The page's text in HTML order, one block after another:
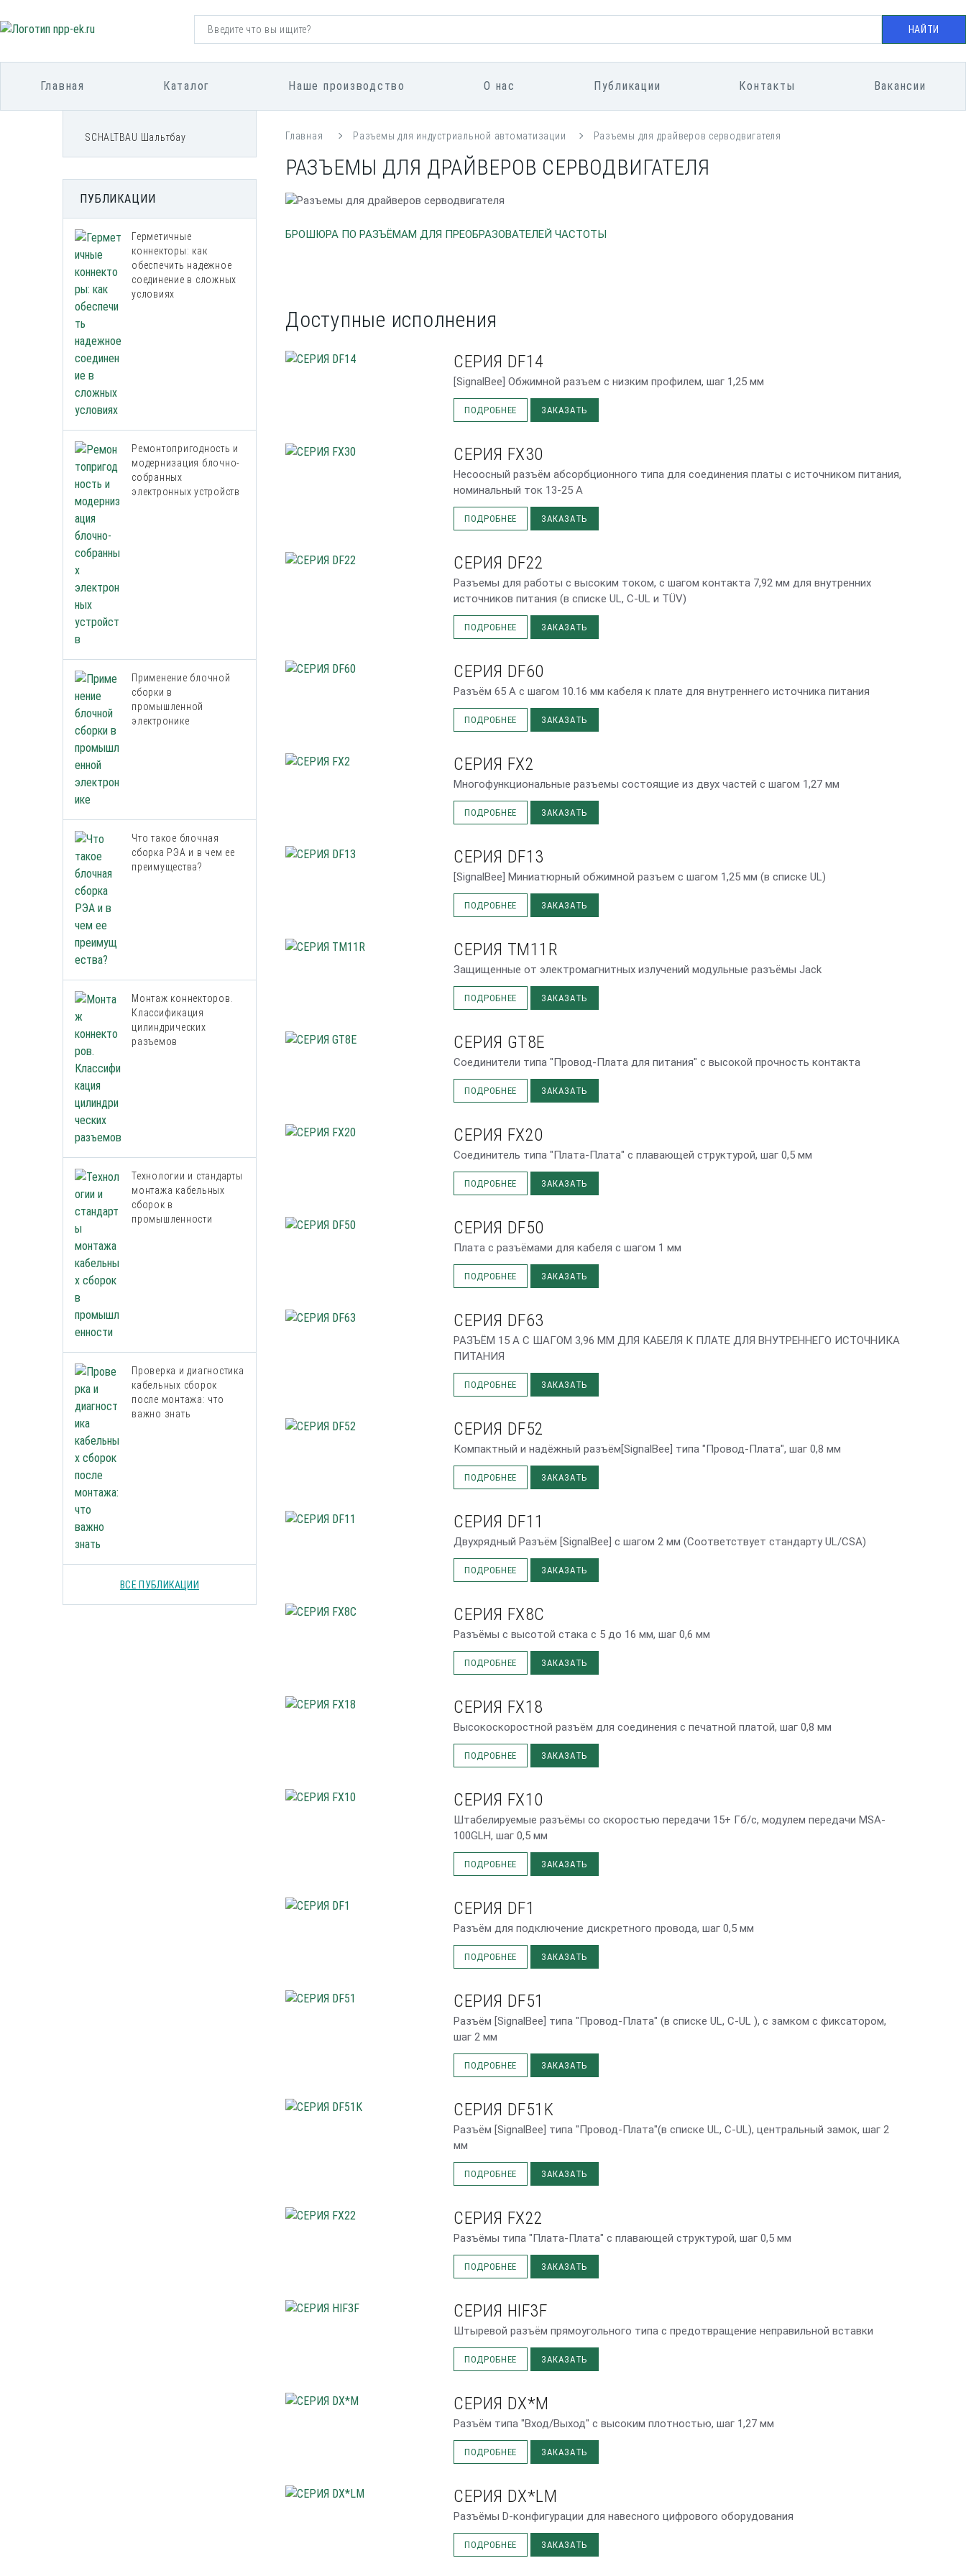
НАЙТИ
Главная Каталог Наше производство О нас Публикации Контакты Вакансии
SCHALTBAU Шальтбау
ПУБЛИКАЦИИ
Герметичные
коннекторы: как
обеспечить надежное
соединение в сложных
условиях
Ремонтопригодность и
модернизация блочно-
собранных
электронных устройств
Применение блочной
сборки в
промышленной
электронике
Что такое блочная
сборка РЭА и в чем ее
преимущества?
Монтаж коннекторов.
Классификация
цилиндрических
разъемов
Технологии и стандарты
монтажа кабельных
сборок в
промышленности
Проверка и диагностика
кабельных сборок
после монтажа: что
важно знать
ВСЕ ПУБЛИКАЦИИ
Главная Разъемы для индустриальной автоматизации Разъемы для драйверов серводвигателя
РАЗЪЕМЫ ДЛЯ ДРАЙВЕРОВ СЕРВОДВИГАТЕЛЯ
БРОШЮРА ПО РАЗЪЁМАМ ДЛЯ ПРЕОБРАЗОВАТЕЛЕЙ ЧАСТОТЫ
Доступные исполнения
СЕРИЯ DF14
[SignalBee] Обжимной разъем с низким профилем, шаг 1,25 мм
ПОДРОБНЕЕ ЗАКАЗАТЬ
СЕРИЯ FX30
Несоосный разъём абсорбционного типа для соединения платы с источником питания,
номинальный ток 13-25 А
ПОДРОБНЕЕ ЗАКАЗАТЬ
СЕРИЯ DF22
Разъемы для работы с высоким током, с шагом контакта 7,92 мм для внутренних
источников питания (в списке UL, C-UL и TÜV)
ПОДРОБНЕЕ ЗАКАЗАТЬ
СЕРИЯ DF60
Разъём 65 А с шагом 10.16 мм кабеля к плате для внутреннего источника питания
ПОДРОБНЕЕ ЗАКАЗАТЬ
СЕРИЯ FX2
Многофункциональные разъемы состоящие из двух частей с шагом 1,27 мм
ПОДРОБНЕЕ ЗАКАЗАТЬ
СЕРИЯ DF13
[SignalBee] Миниатюрный обжимной разъем с шагом 1,25 мм (в списке UL)
ПОДРОБНЕЕ ЗАКАЗАТЬ
СЕРИЯ TM11R
Защищенные от электромагнитных излучений модульные разъёмы Jack
ПОДРОБНЕЕ ЗАКАЗАТЬ
СЕРИЯ GT8E
Соединители типа "Провод-Плата для питания" с высокой прочность контакта
ПОДРОБНЕЕ ЗАКАЗАТЬ
СЕРИЯ FX20
Соединитель типа "Плата-Плата" с плавающей структурой, шаг 0,5 мм
ПОДРОБНЕЕ ЗАКАЗАТЬ
СЕРИЯ DF50
Плата с разъёмами для кабеля с шагом 1 мм
ПОДРОБНЕЕ ЗАКАЗАТЬ
СЕРИЯ DF63
РАЗЪЁМ 15 А С ШАГОМ 3,96 ММ ДЛЯ КАБЕЛЯ К ПЛАТЕ ДЛЯ ВНУТРЕННЕГО ИСТОЧНИКА
ПИТАНИЯ
ПОДРОБНЕЕ ЗАКАЗАТЬ
СЕРИЯ DF52
Компактный и надёжный разъём[SignalBee] типа "Провод-Плата", шаг 0,8 мм
ПОДРОБНЕЕ ЗАКАЗАТЬ
СЕРИЯ DF11
Двухрядный Разъём [SignalBee] с шагом 2 мм (Соответствует стандарту UL/CSA)
ПОДРОБНЕЕ ЗАКАЗАТЬ
СЕРИЯ FX8C
Разъёмы с высотой стака с 5 до 16 мм, шаг 0,6 мм
ПОДРОБНЕЕ ЗАКАЗАТЬ
СЕРИЯ FX18
Высокоскоростной разъём для соединения с печатной платой, шаг 0,8 мм
ПОДРОБНЕЕ ЗАКАЗАТЬ
СЕРИЯ FX10
Штабелируемые разъёмы со скоростью передачи 15+ Гб/с, модулем передачи MSA-
100GLH, шаг 0,5 мм
ПОДРОБНЕЕ ЗАКАЗАТЬ
СЕРИЯ DF1
Разъём для подключение дискретного провода, шаг 0,5 мм
ПОДРОБНЕЕ ЗАКАЗАТЬ
СЕРИЯ DF51
Разъём [SignalBee] типа "Провод-Плата" (в списке UL, C-UL ), с замком с фиксатором,
шаг 2 мм
ПОДРОБНЕЕ ЗАКАЗАТЬ
СЕРИЯ DF51K
Разъём [SignalBee] типа "Провод-Плата"(в списке UL, C-UL), центральный замок, шаг 2
мм
ПОДРОБНЕЕ ЗАКАЗАТЬ
СЕРИЯ FX22
Разъёмы типа "Плата-Плата" с плавающей структурой, шаг 0,5 мм
ПОДРОБНЕЕ ЗАКАЗАТЬ
СЕРИЯ HIF3F
Штыревой разъём прямоугольного типа с предотвращение неправильной вставки
ПОДРОБНЕЕ ЗАКАЗАТЬ
СЕРИЯ DX*M
Разъём типа "Вход/Выход" с высоким плотностью, шаг 1,27 мм
ПОДРОБНЕЕ ЗАКАЗАТЬ
СЕРИЯ DX*LM
Разъёмы D-конфигурации для навесного цифрового оборудования
ПОДРОБНЕЕ ЗАКАЗАТЬ